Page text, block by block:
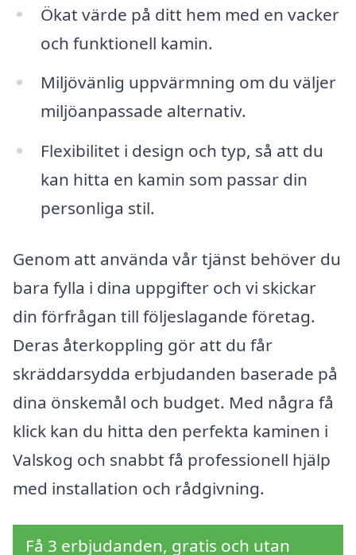
Ökat värde på ditt hem med en vacker
och funktionell kamin.
Miljövänlig uppvärmning om du väljer
miljöanpassade alternativ.
Flexibilitet i design och typ, så att du
kan hitta en kamin som passar din
personliga stil.
Genom att använda vår tjänst behöver du
bara fylla i dina uppgifter och vi skickar
din förfrågan till följeslagande företag.
Deras återkoppling gör att du får
skräddarsydda erbjudanden baserade på
dina önskemål och budget. Med några få
klick kan du hitta den perfekta kaminen i
Valskog och snabbt få professionell hjälp
med installation och rådgivning.
Få 3 erbjudanden, gratis och utan